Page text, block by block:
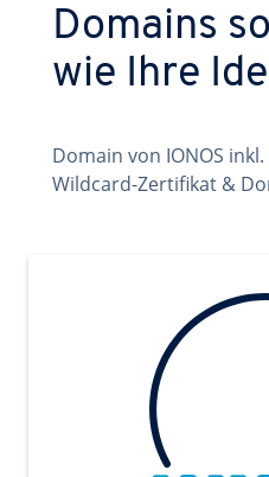
Domains
wie Ihre
Domain von IONOS
Wildcard-Zertifikat &